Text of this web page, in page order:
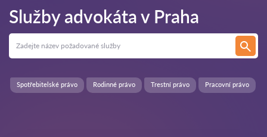
Služby advokáta v Praha
Pracovní právo
Spotřebitelské právo Rodinné právo Trestní právo